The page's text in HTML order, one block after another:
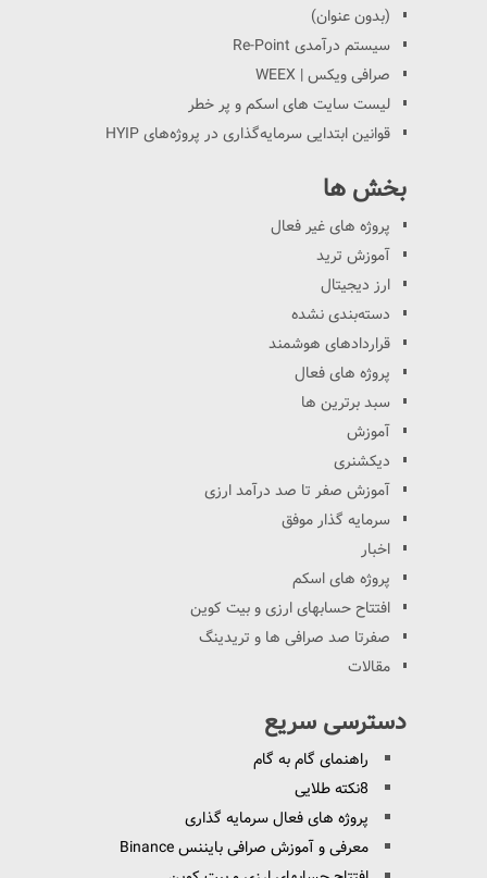
(بدون عنوان)
سیستم درآمدی Re-Point
صرافی ویکس | WEEX
لیست سایت های اسکم و پر خطر
قوانین ابتدایی سرمایه‌گذاری در پروژه‌های HYIP
بخش ها
پروژه های غیر فعال
آموزش ترید
ارز دیجیتال
دسته‌بندی نشده
قراردادهای هوشمند
پروژه های فعال
سبد برترین ها
آموزش
دیکشنری
آموزش صفر تا صد درآمد ارزی
سرمایه گذار موفق
اخبار
پروژه های اسکم
افتتاح حسابهای ارزی و بیت کوین
صفرتا صد صرافی ها و تریدینگ
مقالات
دسترسی سریع
راهنمای گام به گام
8نکته طلایی
پروژه های فعال سرمایه گذاری
معرفی و آموزش صرافی بایننس Binance